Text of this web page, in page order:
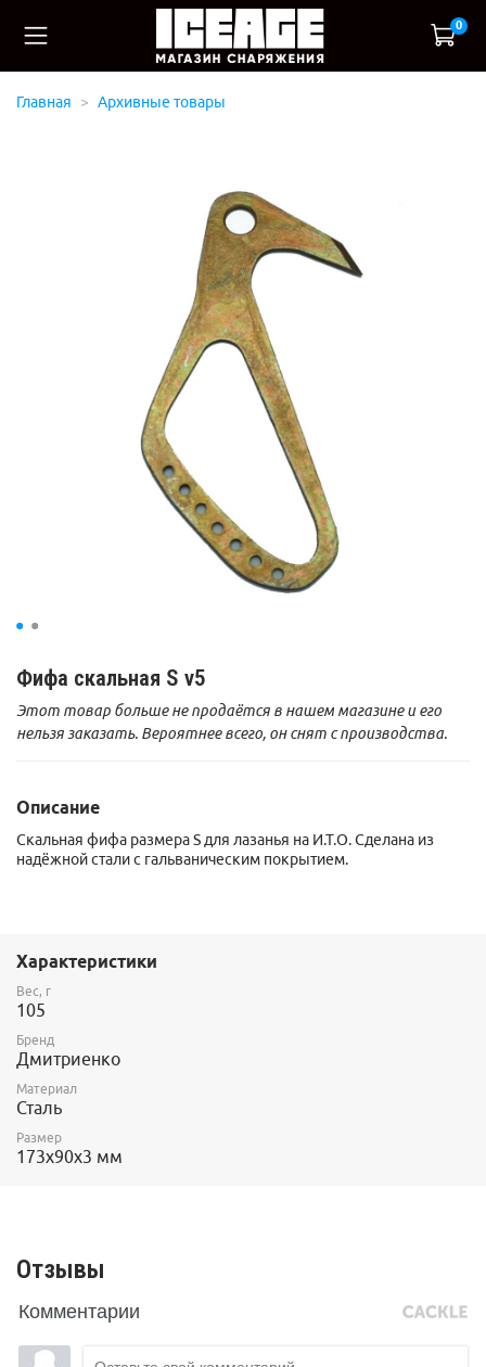
0
Главная Архивные товары
Фифа скальная S v5
Этот товар больше не продаётся в нашем магазине и его
нельзя заказать. Вероятнее всего, он снят с производства.
Описание
Скальная фифа размера S для лазанья на И.Т.О. Сделана из
надёжной стали с гальваническим покрытием.
Характеристики
Вес, г
105
Бренд
Дмитриенко
Материал
Сталь
Размер
173х90х3 мм
Отзывы
Комментарии